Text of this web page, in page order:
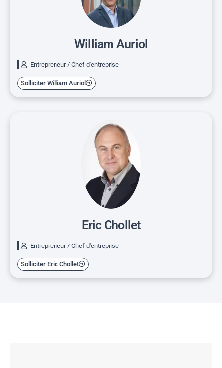
William Auriol
Entrepreneur / Chef d'entreprise
Solliciter William Auriol
Eric Chollet
Entrepreneur / Chef d'entreprise
Solliciter Eric Chollet